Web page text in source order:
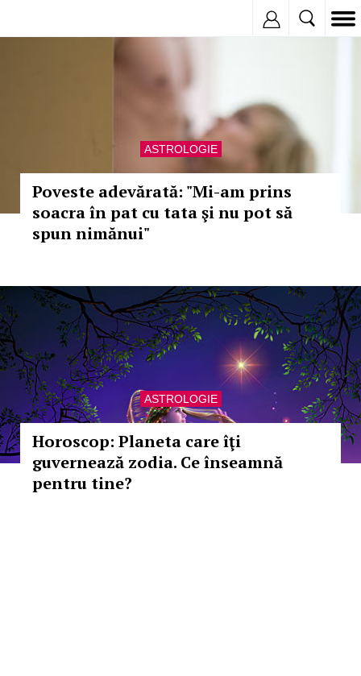
ASTROLOGIE
Poveste adevărată: "Mi-am prins
soacra în pat cu tata şi nu pot să
spun nimănui"
ASTROLOGIE
Horoscop: Planeta care îţi
guvernează zodia. Ce înseamnă
pentru tine?